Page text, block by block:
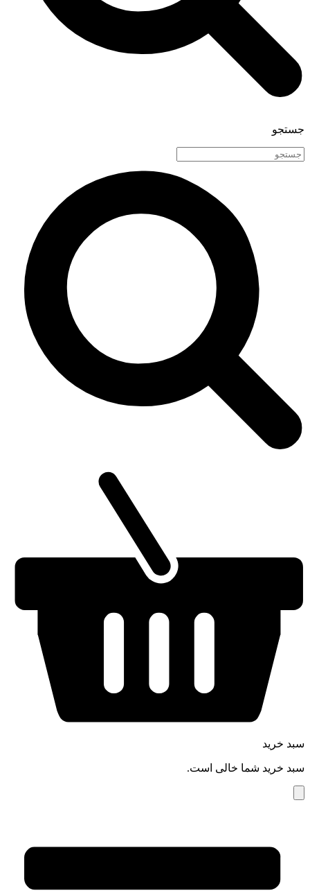
جستجو
سبد خرید
سبد خرید شما خالی است.